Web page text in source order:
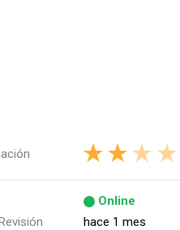
Online
hace 1 mes